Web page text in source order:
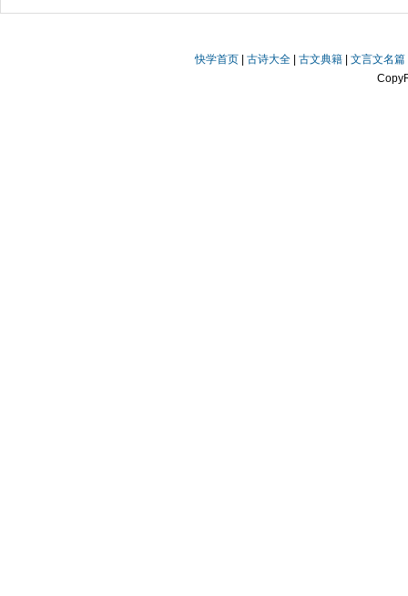
快学首页 |古诗大全 |古文典籍 |文言文名篇